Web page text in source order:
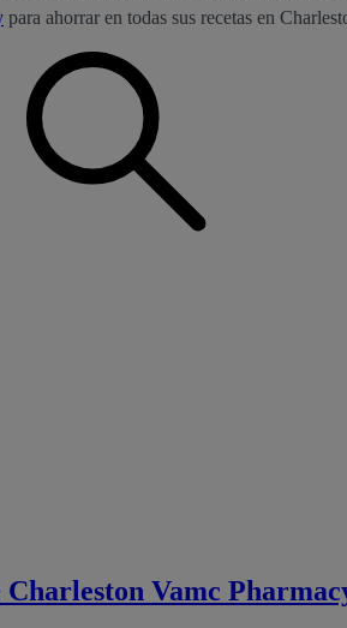
para ahorrar en todas sus recetas en
Charleston Vamc